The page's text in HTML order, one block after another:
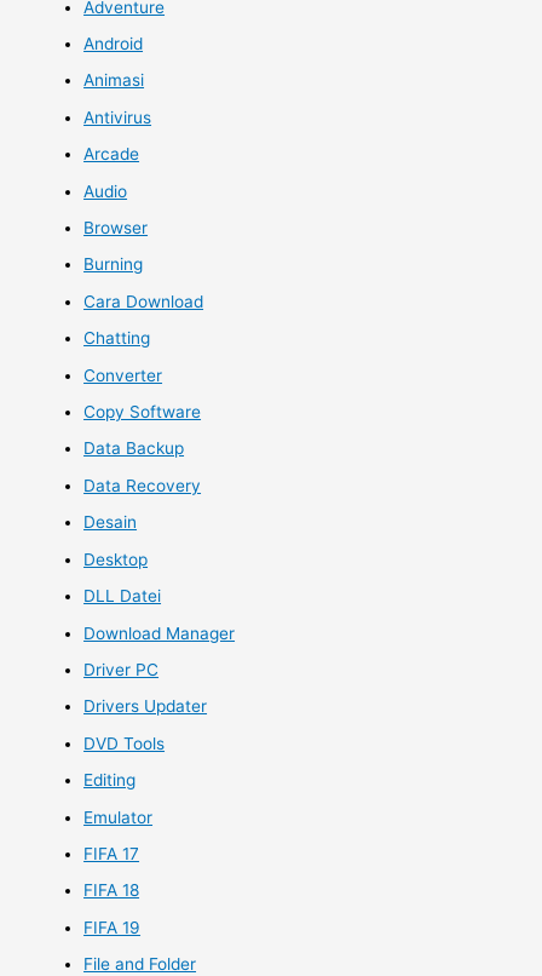
Adventure
Android
Animasi
Antivirus
Arcade
Audio
Browser
Burning
Cara Download
Chatting
Converter
Copy Software
Data Backup
Data Recovery
Desain
Desktop
DLL Datei
Download Manager
Driver PC
Drivers Updater
DVD Tools
Editing
Emulator
FIFA 17
FIFA 18
FIFA 19
File and Folder